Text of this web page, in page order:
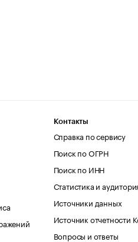
Контакты
Справка по сервису
Поиск по ОГРН
Поиск по ИНН
Статистика и
Источники данных
Источник отчетности
Вопросы и ответы